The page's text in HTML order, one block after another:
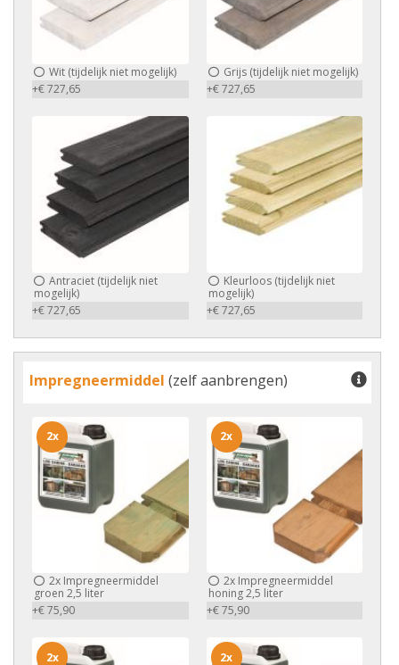
Wit (tijdelijk niet mogelijk)
+€ 727,65
Grijs (tijdelijk niet mogelijk)
+€ 727,65
Antraciet (tijdelijk niet
mogelijk)
+€ 727,65
Kleurloos (tijdelijk niet
mogelijk)
+€ 727,65
Impregneermiddel (zelf aanbrengen)
2x Impregneermiddel
groen 2,5 liter
+€ 75,90
2x
2xImpregneermiddel
honing 2,5 liter
+€ 75,90
2x
2x 2x